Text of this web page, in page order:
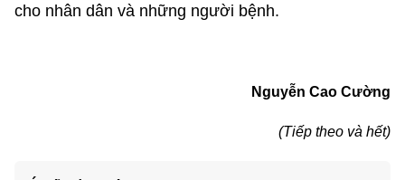
cho nhân dân và những người bệnh.
Nguyễn Cao Cường
(Tiếp theo và hết)